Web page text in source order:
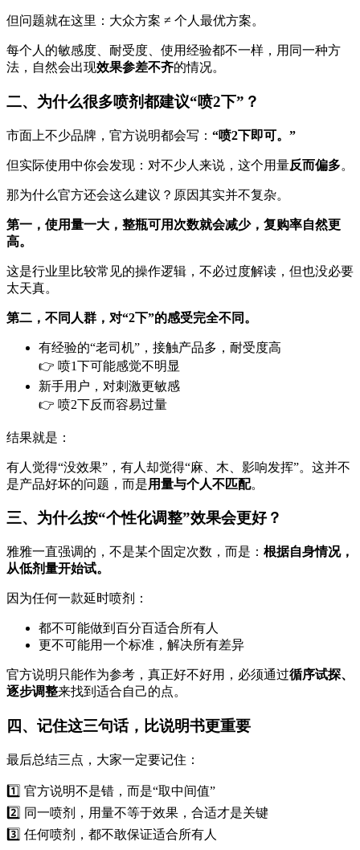
但问题就在这里：大众方案 ≠ 个人最优方案。
每个人的敏感度、耐受度、使用经验都不一样，用同一种方
法，自然会出现效果参差不齐的情况。
二、为什么很多喷剂都建议“喷2下”？
市面上不少品牌，官方说明都会写： “喷2下即可。”
但实际使用中你会发现：对不少人来说，这个用量反而偏多。
那为什么官方还会这么建议？原因其实并不复杂。
第一，使用量一大，整瓶可用次数就会减少，复购率自然更
高。
这是行业里比较常见的操作逻辑，不必过度解读，但也没必要
太天真。
第二，不同人群，对“2下”的感受完全不同。
有经验的“老司机”，接触产品多，耐受度高
👉 喷1下可能感觉不明显
新手用户，对刺激更敏感
👉 喷2下反而容易过量
结果就是：
有人觉得“没效果”，有人却觉得“麻、木、影响发挥”。这并不
是产品好坏的问题，而是用量与个人不匹配。
三、为什么按“个性化调整”效果会更好？
雅雅一直强调的，不是某个固定次数，而是： 根据自身情况，
从低剂量开始试。
因为任何一款延时喷剂：
都不可能做到百分百适合所有人
更不可能用一个标准，解决所有差异
官方说明只能作为参考，真正好不好用，必须通过循序试探、
逐步调整来找到适合自己的点。
四、记住这三句话，比说明书更重要
最后总结三点，大家一定要记住：
1️⃣ 官方说明不是错，而是“取中间值”
2️⃣ 同一喷剂，用量不等于效果，合适才是关键
3️⃣ 任何喷剂，都不敢保证适合所有人